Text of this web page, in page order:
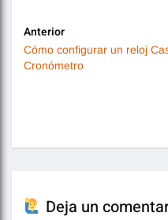
Anterior
Cómo configurar un reloj
Cronómetro
Deja un